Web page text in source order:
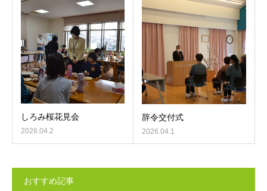
しろみ桜花見会
2026.04.2
辞令交付式
2026.04.1
おすすめ記事